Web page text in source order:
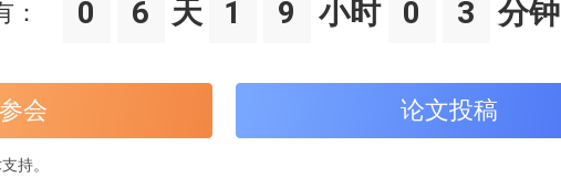
： 0 6 天 1 9 小时 0 3 分钟
会 论文投稿
持。